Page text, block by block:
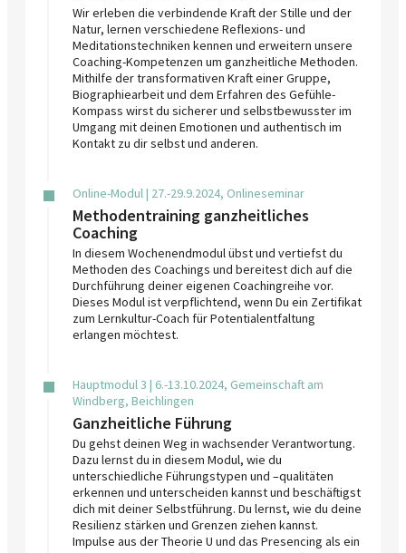
Wir erleben die verbindende Kraft der Stille und der
Natur, lernen verschiedene Reflexions- und
Meditationstechniken kennen und erweitern unsere
Coaching-Kompetenzen um ganzheitliche Methoden.
Mithilfe der transformativen Kraft einer Gruppe,
Biographiearbeit und dem Erfahren des Gefühle-
Kompass wirst du sicherer und selbstbewusster im
Umgang mit deinen Emotionen und authentisch im
Kontakt zu dir selbst und anderen.
Online-Modul | 27.-29.9.2024, Onlineseminar
Methodentraining ganzheitliches
Coaching
In diesem Wochenendmodul übst und vertiefst du
Methoden des Coachings und bereitest dich auf die
Durchführung deiner eigenen Coachingreihe vor.
Dieses Modul ist verpflichtend, wenn Du ein Zertifikat
zum Lernkultur-Coach für Potentialentfaltung
erlangen möchtest.
Hauptmodul 3 | 6.-13.10.2024, Gemeinschaft am
Windberg, Beichlingen
Ganzheitliche Führung
Du gehst deinen Weg in wachsender Verantwortung.
Dazu lernst du in diesem Modul, wie du
unterschiedliche Führungstypen und –qualitäten
erkennen und unterscheiden kannst und beschäftigst
dich mit deiner Selbstführung. Du lernst, wie du deine
Resilienz stärken und Grenzen ziehen kannst.
Impulse aus der Theorie U und das Presencing als ein